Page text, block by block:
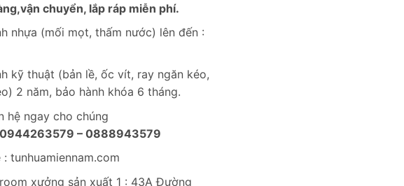
chuyển, lắp ráp miễn phí.
nhựa (mối mọt, thấm nước) lên đến :
kỹ thuật (bản lề, ốc vít, ray ngăn kéo,
2 năm, bảo hành khóa 6 tháng.
hệ ngay cho chúng
0944263579 – 0888943579
: tunhuamiennam.com
xưởng sản xuất 1 : 43A Đường